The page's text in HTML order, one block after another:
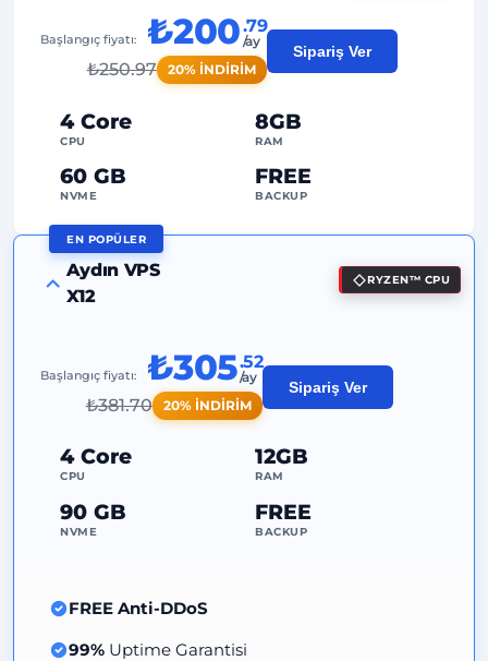
Adil KullanımTrafik
Yedekleme Noktası
Özel
4 Core
CPU
8GB
RAM
60 GB
NVME
FREE
BACKUP
Başlangıç fiyatı: ₺200.79
/ay
₺250.97 20% İNDİRİM
Sipariş Ver
FREE Anti-DDoS
99%
2Yedekleme Noktası
24/7Uzman Destek
ÖzelIP Adresi
EN POPÜLER
Aydın VPS
X12
RYZEN™ CPU
4 Core
CPU
12GB
RAM
90 GB
NVME
FREE
BACKUP
Başlangıç fiyatı: ₺305.52
/ay
₺381.70 20% İNDİRİM
Sipariş Ver
FREE Anti-DDoS
99% Uptime Garantisi